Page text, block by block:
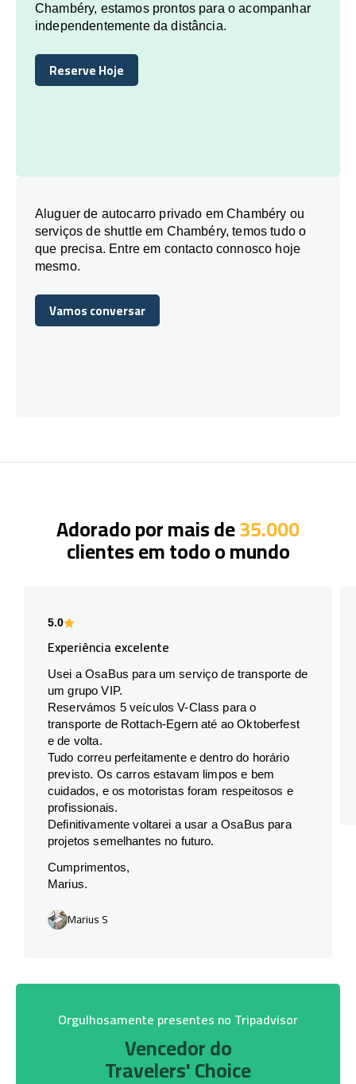
Chambéry, estamos prontos para o acompanhar
independentemente da distância.
Reserve Hoje
Reserve Hoje
Aluguer de autocarro privado em Chambéry ou
serviços de shuttle em Chambéry, temos tudo o
que precisa. Entre em contacto connosco hoje
mesmo.
Vamos conversar
Vamos conversar
Adorado por mais de35.000
clientes em todo o mundo
5.0
Experiência excelente
Usei a OsaBus para um serviço de transporte de
um grupo VIP.
Reservámos 5 veículos V-Class para o
transporte de Rottach-Egern até ao Oktoberfest
e de volta.
Tudo correu perfeitamente e dentro do horário
previsto. Os carros estavam limpos e bem
cuidados, e os motoristas foram respeitosos e
profissionais.
Definitivamente voltarei a usar a OsaBus para
projetos semelhantes no futuro.
Cumprimentos,
Marius.
Marius S
Orgulhosamente presentes no Tripadvisor
Vencedor do
Travelers' Choice